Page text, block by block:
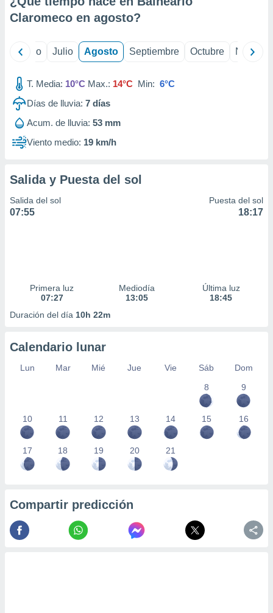
e
publicidad
publicidad
de
Claromeco en agosto?
Junio Julio Agosto Septiembre Octubre
T. Media: 10°C Max.: 14°C Min: 6°C
Días de lluvia: 7 días
Acum. de lluvia: 53 mm
Viento medio: 19 km/h
Salida y Puesta del sol
Salida del sol
07:55
Puesta del sol
18:17
Primera luz
07:27
Mediodía
13:05
Última luz
18:45
Duración del día 10h 22m
Calendario lunar
Lun Mar Mié Jue Vie Sáb
Dom
8
9
10 11 12 13 14 15 16
17 18 19 20 21
Compartir predicción